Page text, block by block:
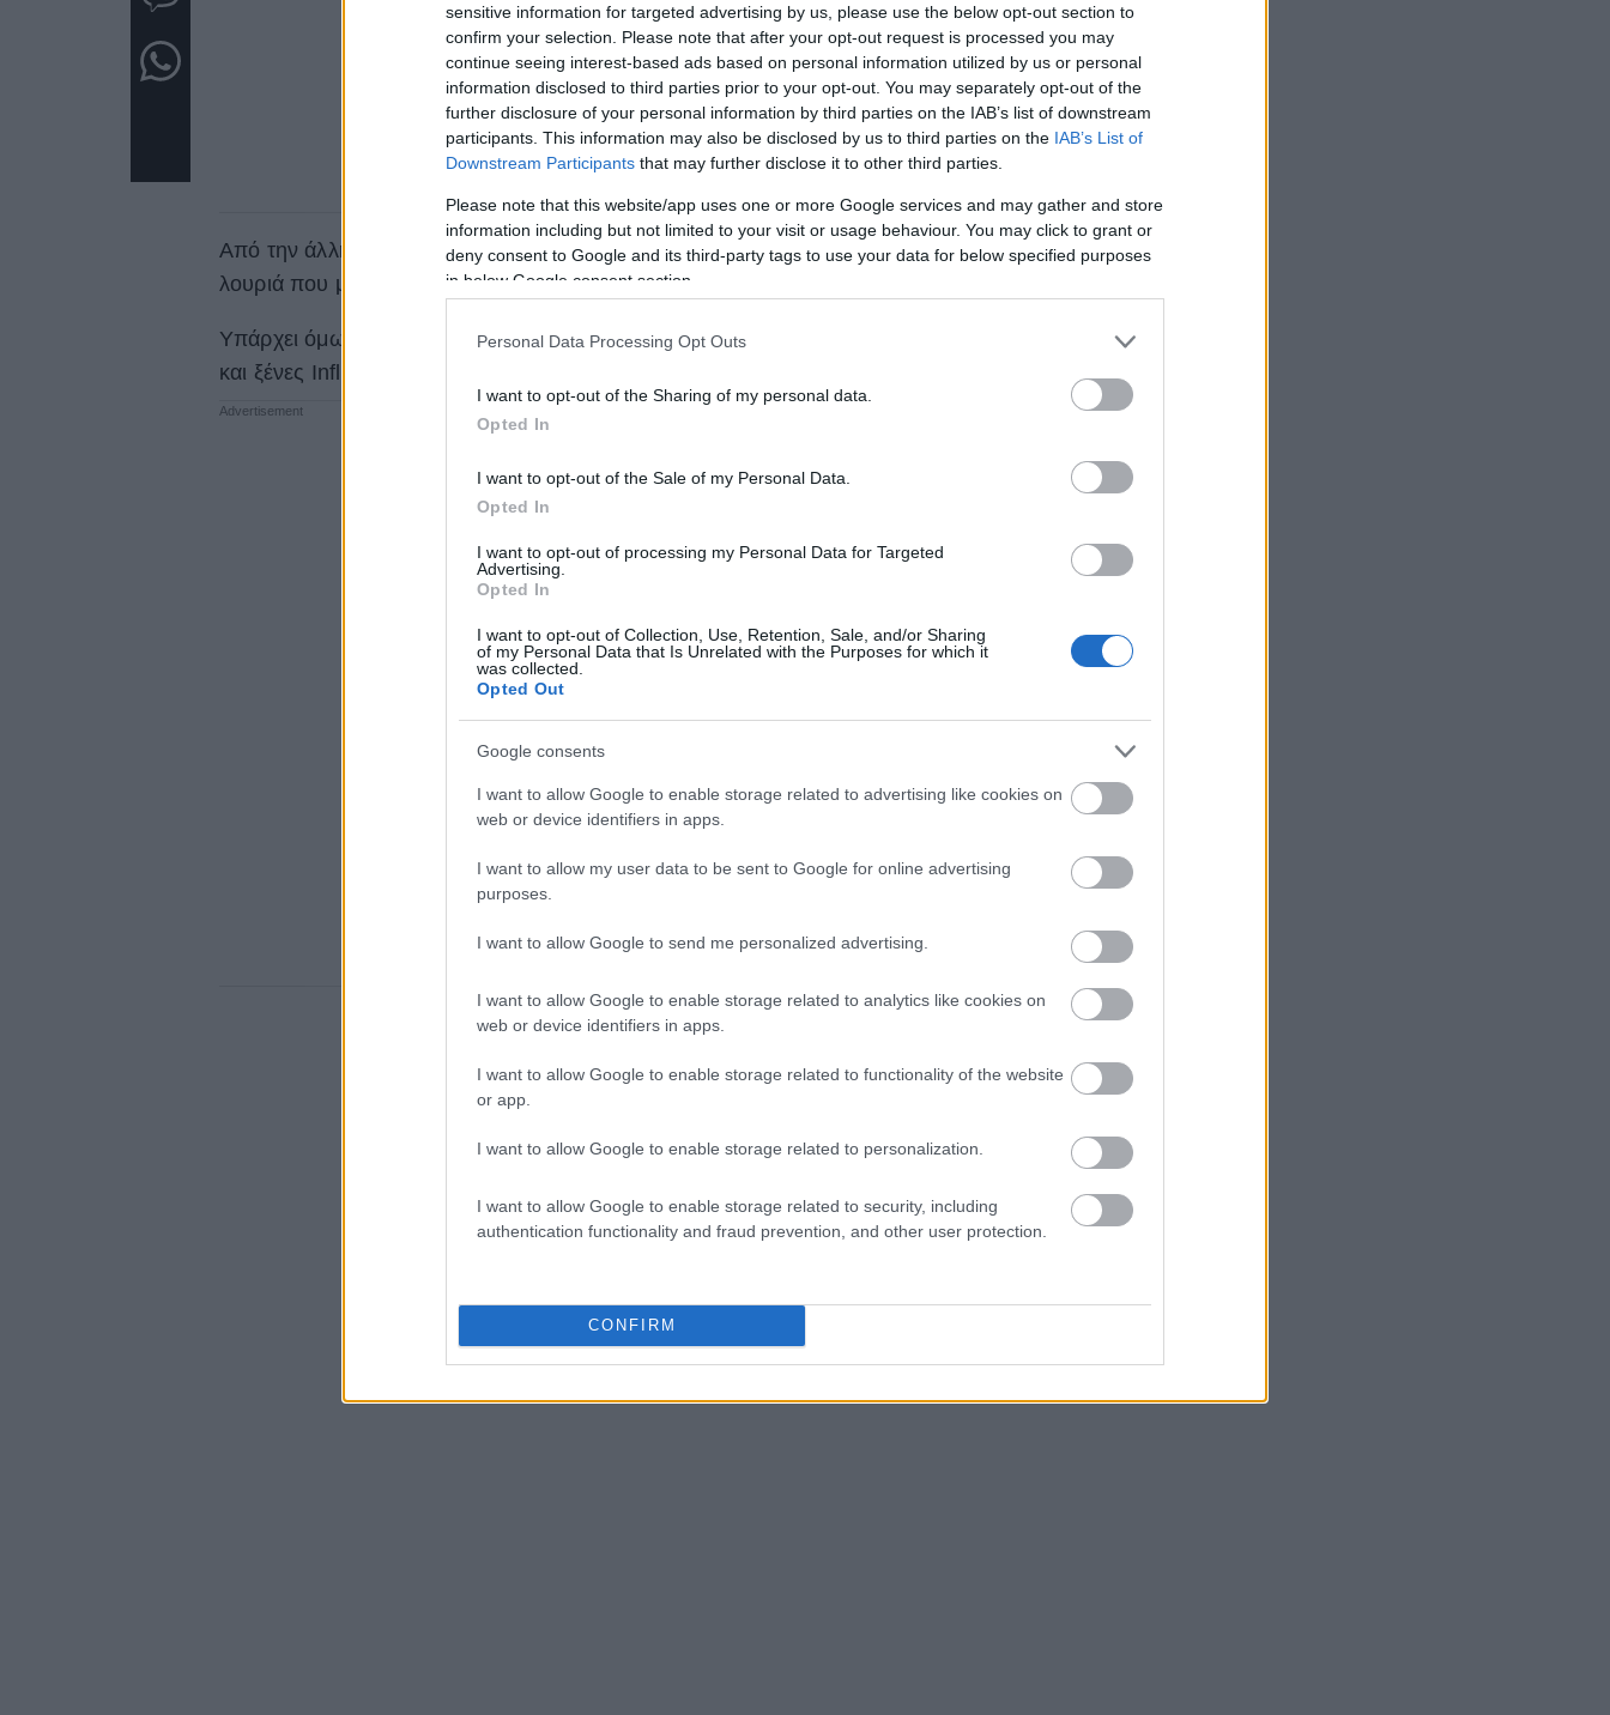
sensitive information for targeted advertising by us, please use the below opt-out section to
confirm your selection. Please note that after your opt-out request is processed you may
continue seeing interest-based ads based on personal information utilized by us or personal
information disclosed to third parties prior to your opt-out. You may separately opt-out of the
further disclosure of your personal information by third parties on the IAB’s list of downstream
participants. This information may also be disclosed by us to third parties on the IAB’s List of
Downstream Participants that may further disclose it to other third parties.
Please note that this website/app uses one or more Google services and may gather and store
information including but not limited to your visit or usage behaviour. You may click to grant or
deny consent to Google and its third-party tags to use your data for below specified purposes
in below Google consent section.
Personal Data Processing Opt Outs
I want to opt-out of the Sharing of my personal data.
Opted In
I want to opt-out of the Sale of my Personal Data.
Opted In
I want to opt-out of processing my Personal Data for Targeted
Advertising.
Opted In
I want to opt-out of Collection, Use, Retention, Sale, and/or Sharing
of my Personal Data that Is Unrelated with the Purposes for which it
was collected.
Opted Out
Google consents
I want to allow Google to enable storage related to advertising like cookies on
web or device identifiers in apps.
I want to allow my user data to be sent to Google for online advertising
purposes.
I want to allow Google to send me personalized advertising.
I want to allow Google to enable storage related to analytics like cookies on
web or device identifiers in apps.
I want to allow Google to enable storage related to functionality of the website
or app.
I want to allow Google to enable storage related to personalization.
I want to allow Google to enable storage related to security, including
authentication functionality and fraud prevention, and other user protection.
CONFIRM
Από την άλλη, τα chunky flip flops ή velcro σανδάλια, με ογκώδεις σόλες και φαρδιά
λουριά που μοιάζουν ιδανικά για όλες τις συνθήκες, ακόμα και για πεζοπορία.
Υπάρχει όμως, κι ένα άλλο στιλ που γίνεται όλο και πιο δημοφιλές ανάμεσα σε Ελληνίδες
και ξένες Influencers, που ακούει στο όνομα rope sandals.